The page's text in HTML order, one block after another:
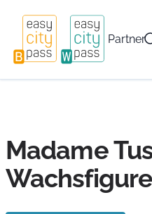
Partner
Madame